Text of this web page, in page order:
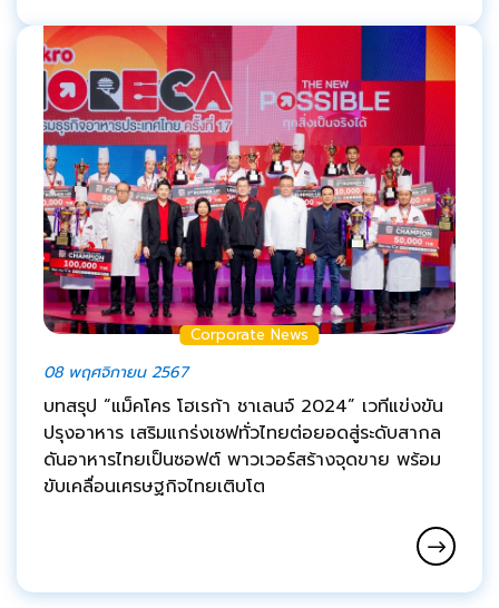
Corporate News
08 พฤศจิกายน 2567
บทสรุป “แม็คโคร โฮเรก้า ชาเลนจ์ 2024” เวทีแข่งขัน
ปรุงอาหาร เสริมแกร่งเชฟทั่วไทยต่อยอดสู่ระดับสากล
ดันอาหารไทยเป็นซอฟต์ พาวเวอร์สร้างจุดขาย พร้อม
ขับเคลื่อนเศรษฐกิจไทยเติบโต